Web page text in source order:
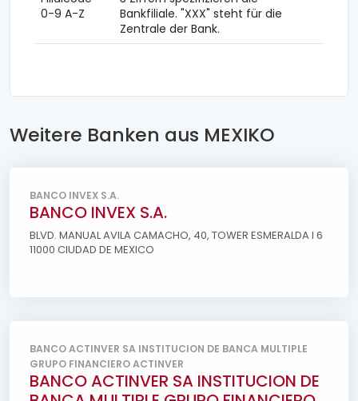
0-9 A-Z
Bankfiliale. "XXX" steht für die
Zentrale der Bank.
Weitere Banken aus MEXIKO
BANCO INVEX S.A.
BANCO INVEX S.A.
BLVD. MANUAL AVILA CAMACHO, 40, TOWER ESMERALDA I 6
11000 CIUDAD DE MEXICO
BANCO ACTINVER SA INSTITUCION DE BANCA MULTIPLE
GRUPO FINANCIERO ACTINVER
BANCO ACTINVER SA INSTITUCION DE